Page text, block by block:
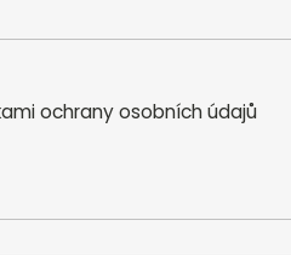
ochrany osobních údajů